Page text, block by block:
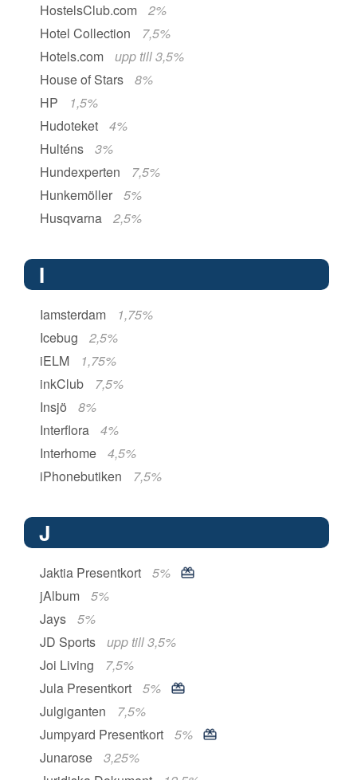
HostelsClub.com
2%
Hotel Collection
7,5%
Hotels.com
upp till 3,5%
House of Stars
8%
HP
1,5%
Hudoteket
4%
Hulténs
3%
Hundexperten
7,5%
Hunkemöller
5%
Husqvarna
2,5%
I
Iamsterdam
1,75%
Icebug
2,5%
iELM
1,75%
inkClub
7,5%
Insjö
8%
Interflora
4%
Interhome
4,5%
iPhonebutiken
7,5%
J
Jaktia Presentkort
5%
jAlbum
5%
Jays
5%
JD Sports
upp till 3,5%
Joi Living
7,5%
Jula Presentkort
5%
Julgiganten
7,5%
Jumpyard Presentkort
5%
Junarose
3,25%